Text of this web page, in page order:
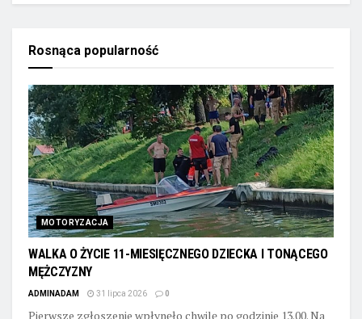
Rosnąca popularność
MOTORYZACJA
WALKA O ŻYCIE 11-MIESIĘCZNEGO DZIECKA I TONĄCEGO
MĘŻCZYZNY
ADMINADAM 31 lipca 2026 0
Pierwsze zgłoszenie wpłynęło chwilę po godzinie 13.00. Na